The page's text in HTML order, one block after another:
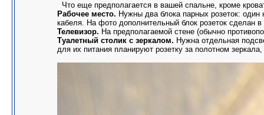
Что еще предполагается в вашей спальне, кроме
Рабочее место. Нужны два блока парных розеток:
кабеля. На фото дополнительный блок розеток сделан
Телевизор. На предполагаемой стене (обычно
Туалетный столик с зеркалом. Нужна отдельная
для их питания планируют розетку за полотном